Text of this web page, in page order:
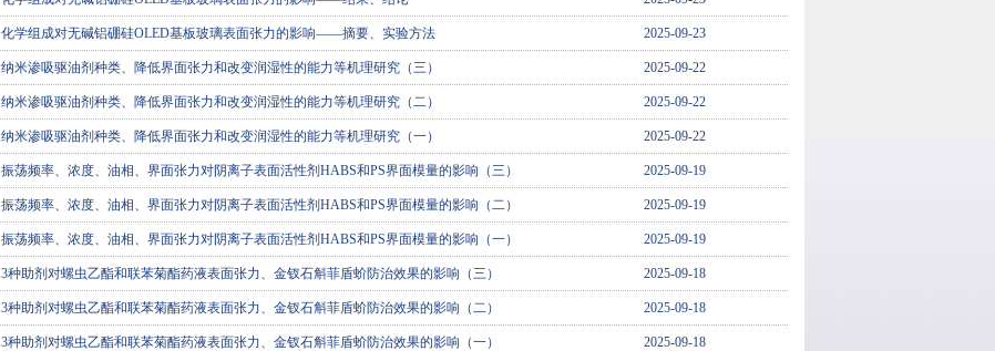
2025-09-23
化学组成对无碱铝硼硅OLED基板玻璃表面张力的影响——摘要、实验方法
2025-09-22
纳米渗吸驱油剂种类、降低界面张力和改变润湿性的能力等机理研究（三）
2025-09-22
纳米渗吸驱油剂种类、降低界面张力和改变润湿性的能力等机理研究（二）
2025-09-22
纳米渗吸驱油剂种类、降低界面张力和改变润湿性的能力等机理研究（一）
2025-09-19
振荡频率、浓度、油相、界面张力对阴离子表面活性剂HABS和PS界面模量的影响（三）
2025-09-19
振荡频率、浓度、油相、界面张力对阴离子表面活性剂HABS和PS界面模量的影响（二）
2025-09-19
振荡频率、浓度、油相、界面张力对阴离子表面活性剂HABS和PS界面模量的影响（一）
2025-09-18
3种助剂对螺虫乙酯和联苯菊酯药液表面张力、金钗石斛菲盾蚧防治效果的影响（三）
2025-09-18
3种助剂对螺虫乙酯和联苯菊酯药液表面张力、金钗石斛菲盾蚧防治效果的影响（二）
2025-09-18
3种助剂对螺虫乙酯和联苯菊酯药液表面张力、金钗石斛菲盾蚧防治效果的影响（一）